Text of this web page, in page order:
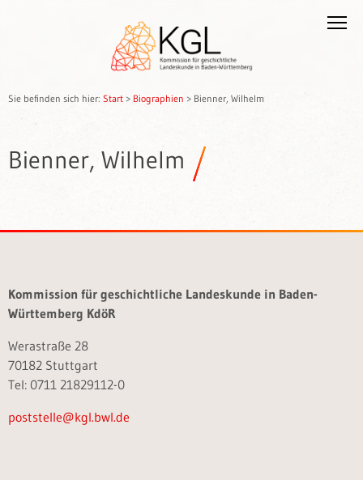
Sie befinden sich hier: Start > Biographien > Bienner, Wilhelm
Bienner, Wilhelm
Kommission für geschichtliche Landeskunde in Baden-
Württemberg KdöR
Werastraße 28
70182 Stuttgart
Tel: 0711 21829112-0
poststelle@kgl.bwl.de